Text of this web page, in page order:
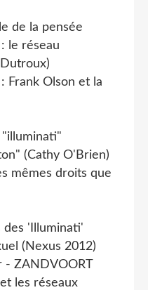
de la pensée
: le réseau
Frank Olson et la
"illuminati"
(Cathy O'Brien)
mêmes droits que
des 'Illuminati'
(Nexus 2012)
- ZANDVOORT
les réseaux